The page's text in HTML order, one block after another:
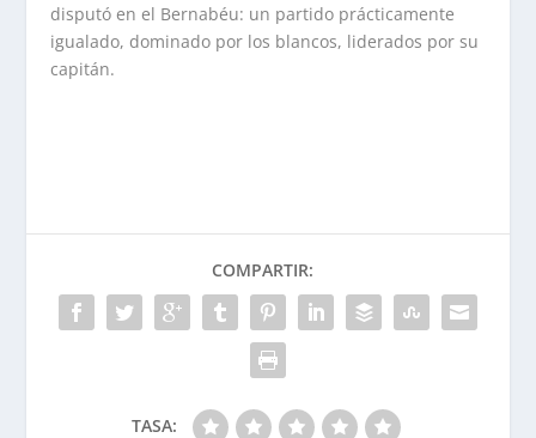
disputó en el Bernabéu: un partido prácticamente
igualado, dominado por los blancos, liderados por su
capitán.
COMPARTIR:
TASA: